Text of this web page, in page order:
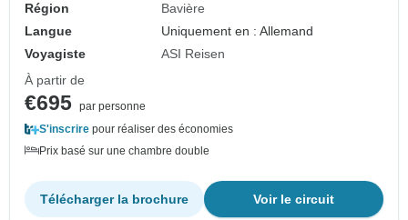
Région
Bavière
Langue
Uniquement en : Allemand
Voyagiste
ASI Reisen
À partir de
€695 par personne
S'inscrire pour réaliser des économies
Prix basé sur une chambre double
Voir le circuit
Télécharger la brochure